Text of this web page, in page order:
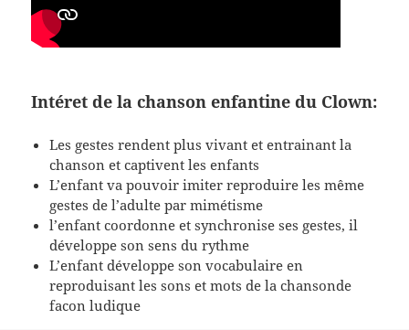
Intéret de la chanson enfantine du Clown:
Les gestes rendent plus vivant et entrainant la
chanson et captivent les enfants
L’enfant va pouvoir imiter reproduire les même
gestes de l’adulte par mimétisme
l’enfant coordonne et synchronise ses gestes, il
développe son sens du rythme
L’enfant développe son vocabulaire en
reproduisant les sons et mots de la chansonde
facon ludique